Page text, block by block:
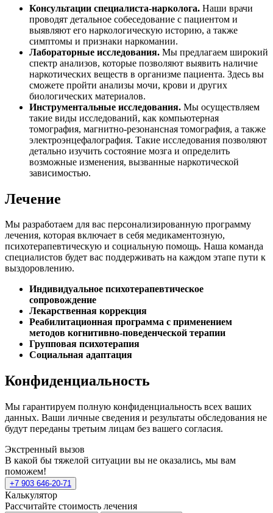
Консультации специалиста-нарколога. Наши врачи
проводят детальное собеседование с пациентом и
выявляют его наркологическую историю, а также
симптомы и признаки наркомании.
Лабораторные исследования. Мы предлагаем широкий
спектр анализов, которые позволяют выявить наличие
наркотических веществ в организме пациента. Здесь вы
сможете пройти анализы мочи, крови и других
биологических материалов.
Инструментальные исследования. Мы осуществляем
такие виды исследований, как компьютерная
томография, магнитно-резонансная томография, а также
электроэнцефалография. Такие исследования позволяют
детально изучить состояние мозга и определить
возможные изменения, вызванные наркотической
зависимостью.
Лечение
Мы разработаем для вас персонализированную программу
лечения, которая включает в себя медикаментозную,
психотерапевтическую и социальную помощь. Наша команда
специалистов будет вас поддерживать на каждом этапе пути к
выздоровлению.
Индивидуальное психотерапевтическое
сопровождение
Лекарственная коррекция
Реабилитационная программа с применением
методов когнитивно-поведенческой терапии
Групповая психотерапия
Социальная адаптация
Конфиденциальность
Мы гарантируем полную конфиденциальность всех ваших
данных. Ваши личные сведения и результаты обследования не
будут переданы третьим лицам без вашего согласия.
Экстренный вызов
В какой бы тяжелой ситуации вы не оказались, мы вам
поможем!
+7 903 646-20-71
Калькулятор
Рассчитайте стоимость лечения